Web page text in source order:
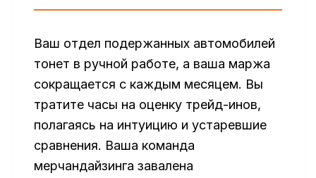
Ваш отдел подержанных автомобилей
тонет в ручной работе, а ваша маржа
сокращается с каждым месяцем. Вы
тратите часы на оценку трейд-инов,
полагаясь на интуицию и устаревшие
сравнения. Ваша команда
мерчандайзинга завалена